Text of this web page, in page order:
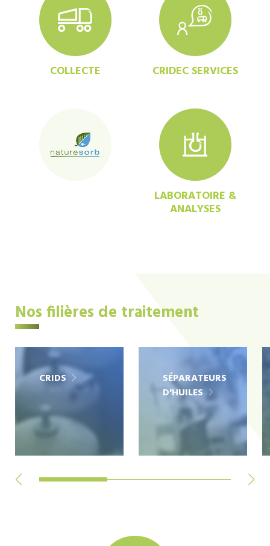
COLLECTE CRIDEC SERVICES
LABORATOIRE &
ANALYSES
Nos filières de traitement
CRIDS
SÉPARATEURS
D'HUILES